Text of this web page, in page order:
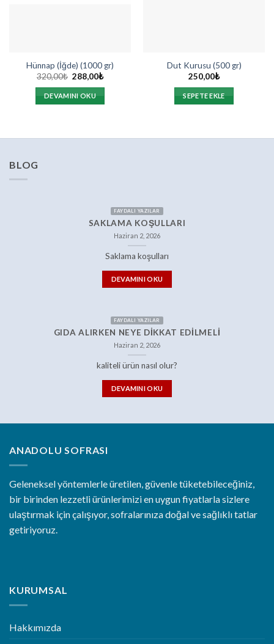
Hünnap (İğde) (1000 gr)
320,00₺ Orijinal
fiyat:
320,00₺.
288,00₺Şu
DEVAMINI OKU
Dut Kurusu (500 gr)
250,00₺
SEPETE EKLE
BLOG
FAYDALI YAZILAR
SAKLAMA KOŞULLARI
Haziran 2, 2026
Saklama koşulları
DEVAMINI OKU
FAYDALI YAZILAR
GIDA ALIRKEN NEYE DIKKAT EDILMELI
Haziran 2, 2026
kaliteli ürün nasıl olur?
DEVAMINI OKU
ANADOLU SOFRASI
Geleneksel yöntemlerle üretilen, güvenle tüketebileceğiniz,
bir birinden lezzetli ürünlerimizi en uygun fiyatlarla sizlere
ulaştırmak için çalışıyor, sofralarınıza doğal ve sağlıklı tatlar
getiriyoruz.
KURUMSAL
Hakkımızda